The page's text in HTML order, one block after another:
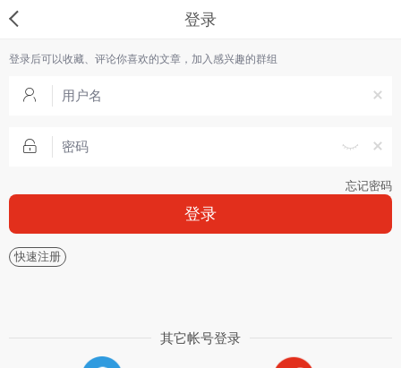
登录
登录后可以收藏、评论你喜欢的文章，加入感兴趣的群组
忘记密码
登录
快速注册
其它帐号登录